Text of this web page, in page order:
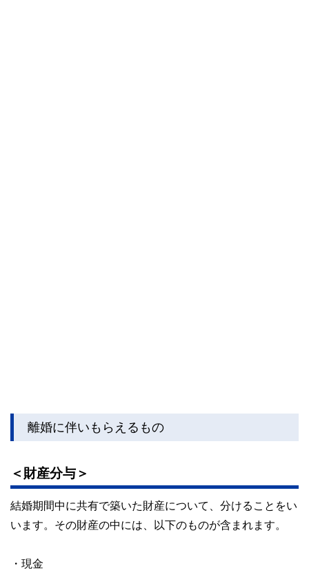
離婚に伴いもらえるもの
＜財産分与＞
結婚期間中に共有で築いた財産について、分けることをい
います。その財産の中には、以下のものが含まれます。
・現金